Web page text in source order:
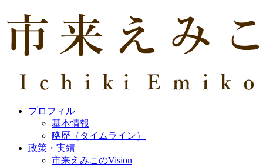
プロフィル
基本情報
略歴（タイムライン）
政策・実績
市来えみこのVision